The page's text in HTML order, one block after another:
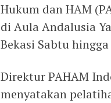
Hukum dan HAM
di Aula Andalusia
Bekasi Sabtu
Direktur PAHAM
menyatakan